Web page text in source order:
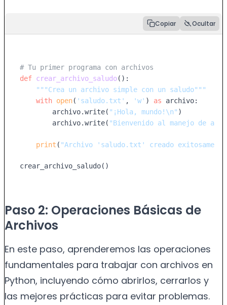
Copiar Ocultar
# Tu primer programa con archivos
def crear_archivo_saludo():
"""Crea un archivo simple con un saludo"""
with open( 'saludo.txt' , 'w' ) as archivo:
        archivo.write(
"¡Hola, mundo!\n" )
        archivo.write(
"Bienvenido al manejo de
print ( "Archivo 'saludo.txt' creado
crear_archivo_saludo()
Paso 2: Operaciones Básicas de
Archivos
En este paso, aprenderemos las operaciones
fundamentales para trabajar con archivos en
Python, incluyendo cómo abrirlos, cerrarlos y
las mejores prácticas para evitar problemas.